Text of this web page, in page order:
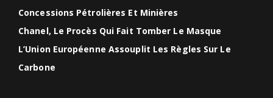
Concessions Pétrolières Et Minières
Chanel, Le Procès Qui Fait Tomber Le Masque
L’Union Européenne Assouplit Les Règles Sur Le
Carbone